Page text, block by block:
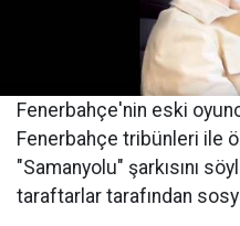
Fenerbahçe'nin eski
Fenerbahçe tribünleri ile
"Samanyolu" şarkısını
taraftarlar tarafından